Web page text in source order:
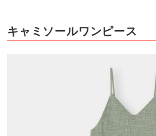
キャミソールワンピース